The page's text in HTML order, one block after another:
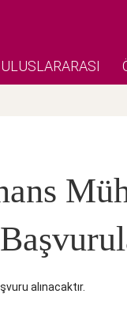
ULUSLARARASI
alınacaktır.